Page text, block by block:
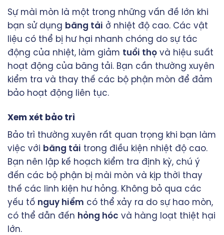
Sự mài mòn là một trong những vấn đề lớn khi
bạn sử dụng băng tải ở nhiệt độ cao. Các vật
liệu có thể bị hư hại nhanh chóng do sự tác
động của nhiệt, làm giảm tuổi thọ và hiệu suất
hoạt động của băng tải. Bạn cần thường xuyên
kiểm tra và thay thế các bộ phận mòn để đảm
bảo hoạt động liên tục.
Xem xét bảo trì
Bảo trì thường xuyên rất quan trọng khi bạn làm
việc với băng tải trong điều kiện nhiệt độ cao.
Bạn nên lập kế hoạch kiểm tra định kỳ, chú ý
đến các bộ phận bị mài mòn và kịp thời thay
thế các linh kiện hư hỏng. Không bỏ qua các
yếu tố nguy hiểm có thể xảy ra do sự hao mòn,
có thể dẫn đến hỏng hóc và hàng loạt thiệt hại
lớn.